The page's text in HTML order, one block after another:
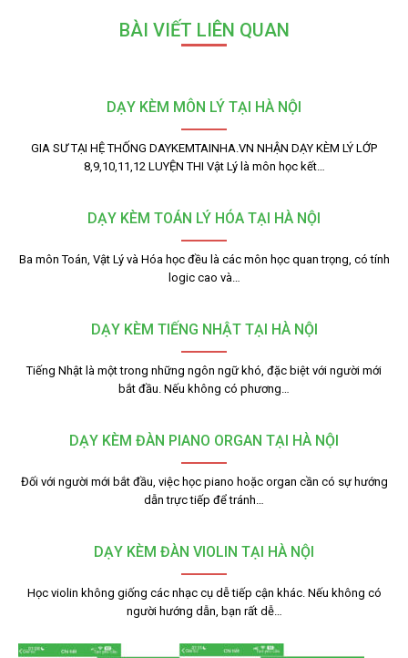
BÀI VIẾT LIÊN QUAN
DẠY KÈM MÔN LÝ TẠI HÀ NỘI
GIA SƯ TẠI HỆ THỐNG DAYKEMTAINHA.VN NHẬN DẠY KÈM LÝ LỚP
8,9,10,11,12 LUYỆN THI Vật Lý là môn học kết…
DẠY KÈM TOÁN LÝ HÓA TẠI HÀ NỘI
Ba môn Toán, Vật Lý và Hóa học đều là các môn học quan trọng, có tính
logic cao và…
DẠY KÈM TIẾNG NHẬT TẠI HÀ NỘI
Tiếng Nhật là một trong những ngôn ngữ khó, đặc biệt với người mới
bắt đầu. Nếu không có phương…
DẠY KÈM ĐÀN PIANO ORGAN TẠI HÀ NỘI
Đối với người mới bắt đầu, việc học piano hoặc organ cần có sự hướng
dẫn trực tiếp để tránh…
DẠY KÈM ĐÀN VIOLIN TẠI HÀ NỘI
Học violin không giống các nhạc cụ dễ tiếp cận khác. Nếu không có
người hướng dẫn, bạn rất dễ…